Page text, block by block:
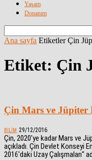
Yaşam
Donanım
Ana sayfa Etiketler Çin
Etiket: Çin
Çin Mars ve Jüpiter
BILIM 29/12/2016
Çin, 2020'ye kadar Mars ve
açıkladı. Çin Devlet Konseyi
2016'daki Uzay Çalışmaları"